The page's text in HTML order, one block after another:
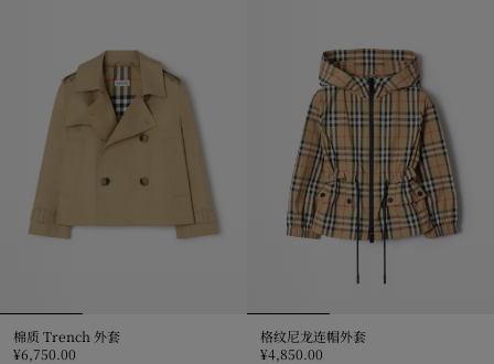
棉质 Trench 外套
¥6,750.00
格纹尼龙连帽外套
¥4,850.00